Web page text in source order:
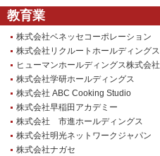
教育業
株式会社ベネッセコーポレーション
株式会社リクルートホールディングス
ヒューマンホールディングス株式会社
株式会社学研ホールディングス
株式会社 ABC Cooking Studio
株式会社早稲田アカデミー
株式会社 市進ホールディングス
株式会社明光ネットワークジャパン
株式会社ナガセ